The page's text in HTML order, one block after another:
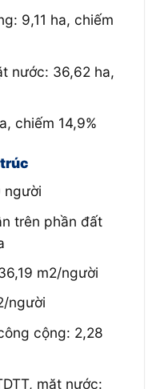
9,11 ha, chiếm
nước: 36,62 ha,
chiếm 14,9%
người
trên phần đất
m2/người
người
cộng: 2,28
mặt nước: